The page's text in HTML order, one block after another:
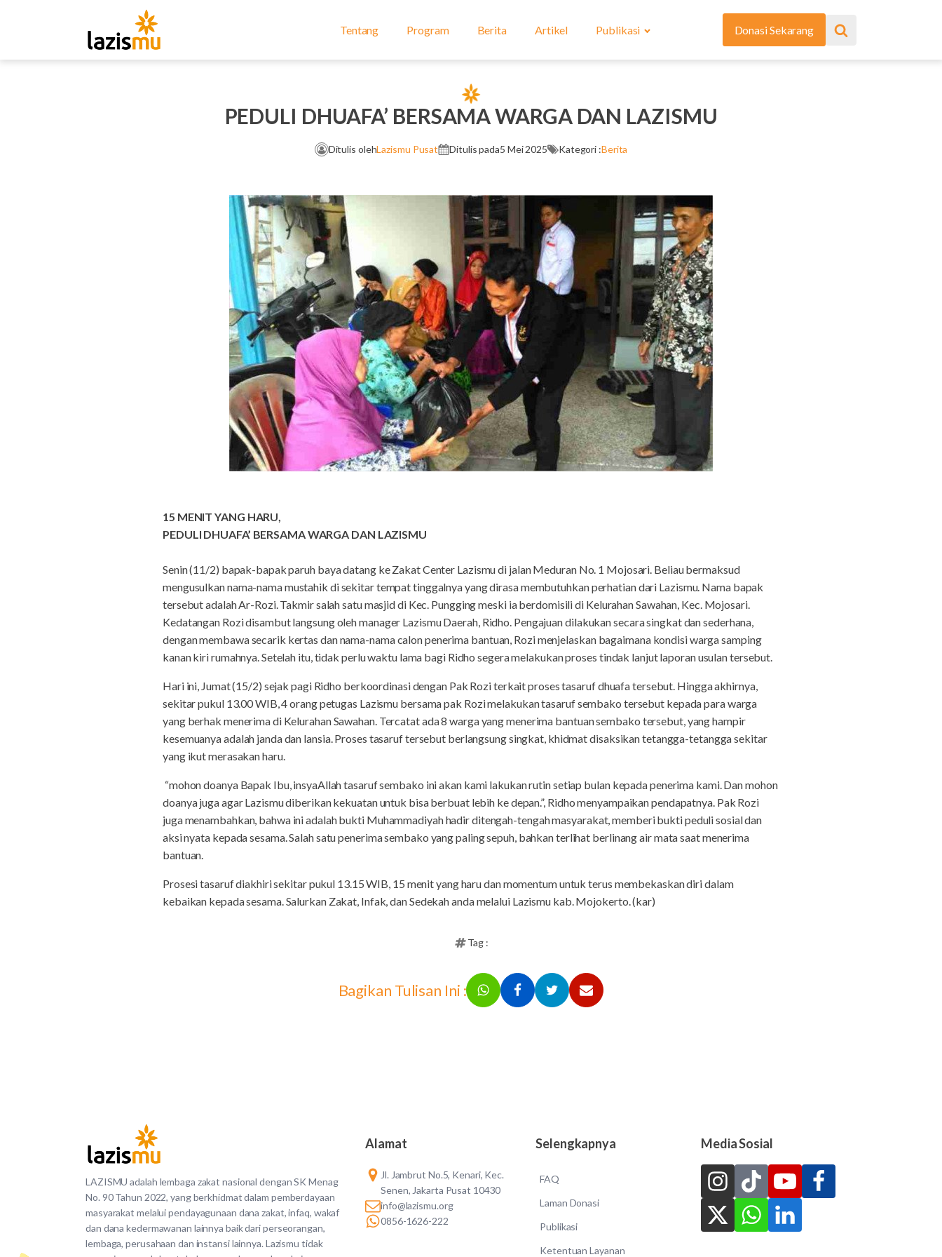
Tentang Program Berita Artikel Publikasi Donasi Sekarang
PEDULI DHUAFA’ BERSAMA WARGA DAN LAZISMU
Ditulis olehLazismu Pusat Ditulis pada5 Mei 2025 Kategori :Berita
15 MENIT YANG HARU,
PEDULI DHUAFA’ BERSAMA WARGA DAN LAZISMU
Senin (11/2) bapak-bapak paruh baya datang ke Zakat Center Lazismu di jalan Meduran No. 1 Mojosari. Beliau bermaksud
mengusulkan nama-nama mustahik di sekitar tempat tinggalnya yang dirasa membutuhkan perhatian dari Lazismu. Nama bapak
tersebut adalah Ar-Rozi. Takmir salah satu masjid di Kec. Pungging meski ia berdomisili di Kelurahan Sawahan, Kec. Mojosari.
Kedatangan Rozi disambut langsung oleh manager Lazismu Daerah, Ridho. Pengajuan dilakukan secara singkat dan sederhana,
dengan membawa secarik kertas dan nama-nama calon penerima bantuan, Rozi menjelaskan bagaimana kondisi warga samping
kanan kiri rumahnya. Setelah itu, tidak perlu waktu lama bagi Ridho segera melakukan proses tindak lanjut laporan usulan tersebut.
Hari ini, Jumat (15/2) sejak pagi Ridho berkoordinasi dengan Pak Rozi terkait proses tasaruf dhuafa tersebut. Hingga akhirnya,
sekitar pukul 13.00 WIB, 4 orang petugas Lazismu bersama pak Rozi melakukan tasaruf sembako tersebut kepada para warga
yang berhak menerima di Kelurahan Sawahan. Tercatat ada 8 warga yang menerima bantuan sembako tersebut, yang hampir
kesemuanya adalah janda dan lansia. Proses tasaruf tersebut berlangsung singkat, khidmat disaksikan tetangga-tetangga sekitar
yang ikut merasakan haru.
“mohon doanya Bapak Ibu, insyaAllah tasaruf sembako ini akan kami lakukan rutin setiap bulan kepada penerima kami. Dan mohon
doanya juga agar Lazismu diberikan kekuatan untuk bisa berbuat lebih ke depan.”, Ridho menyampaikan pendapatnya. Pak Rozi
juga menambahkan, bahwa ini adalah bukti Muhammadiyah hadir ditengah-tengah masyarakat, memberi bukti peduli sosial dan
aksi nyata kepada sesama. Salah satu penerima sembako yang paling sepuh, bahkan terlihat berlinang air mata saat menerima
bantuan.
Prosesi tasaruf diakhiri sekitar pukul 13.15 WIB, 15 menit yang haru dan momentum untuk terus membekaskan diri dalam
kebaikan kepada sesama. Salurkan Zakat, Infak, dan Sedekah anda melalui Lazismu kab. Mojokerto. (kar)
Tag :
Bagikan Tulisan Ini :
LAZISMU adalah lembaga zakat nasional dengan SK Menag
No. 90 Tahun 2022, yang berkhidmat dalam pemberdayaan
masyarakat melalui pendayagunaan dana zakat, infaq, wakaf
dan dana kedermawanan lainnya baik dari perseorangan,
lembaga, perusahaan dan instansi lainnya. Lazismu tidak
Alamat
Jl. Jambrut No.5, Kenari, Kec.
Senen, Jakarta Pusat 10430
info@lazismu.org
0856-1626-222
Selengkapnya
FAQ
Laman Donasi
Publikasi
Ketentuan Layanan
Media Sosial